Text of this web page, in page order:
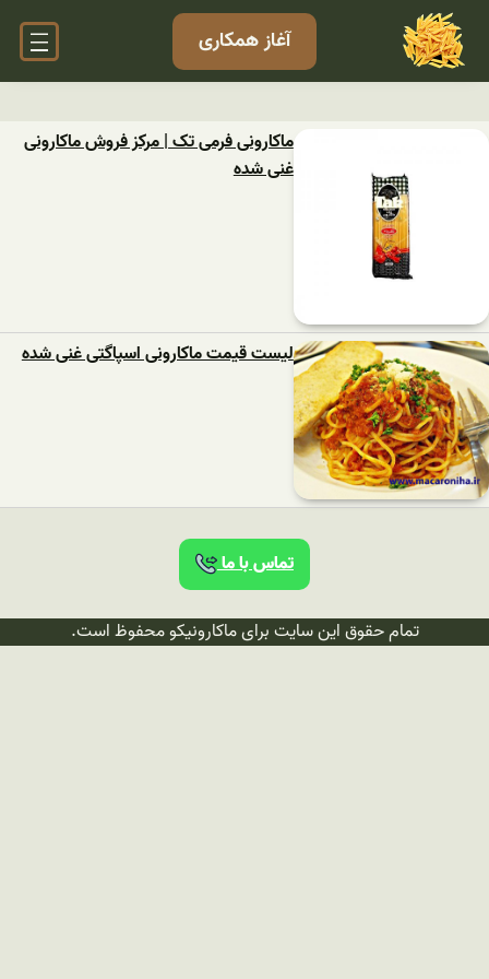
آغاز همکاری
ماکارونی فرمی تک | مرکز فروش ماکارونی
غنی شده
لیست قیمت ماکارونی اسپاگتی غنی شده
تماس با ما
تمام حقوق این سایت برای ماکارونیکو محفوظ است.